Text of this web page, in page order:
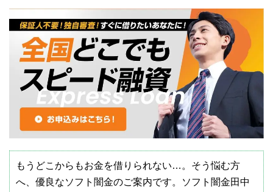
もうどこからもお金を借りられない…。そう悩む方
へ、優良なソフト闇金のご案内です。ソフト闇金田中